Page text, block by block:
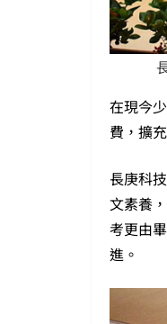
在現今
費，擴
長庚科
文素養
考更由
進。